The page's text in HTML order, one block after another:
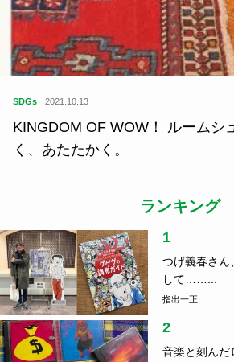
SDGs 2021.10.13
KINGDOM OF WOW！ ルーム
く、あたたかく。
ランキング
1
つげ義春さん
して……...
指出一正
2
音楽と刻んだ